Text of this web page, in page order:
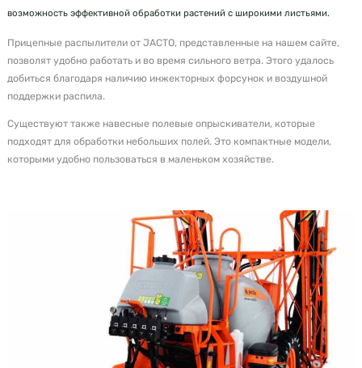
возможность эффективной обработки растений с широкими листьями.
Прицепные распылители от JACTO, представленные на нашем сайте,
позволят удобно работать и во время сильного ветра. Этого удалось
добиться благодаря наличию инжекторных форсунок и воздушной
поддержки распила.
Существуют также навесные полевые опрыскиватели, которые
подходят для обработки небольших полей. Это компактные модели,
которыми удобно пользоваться в маленьком хозяйстве.